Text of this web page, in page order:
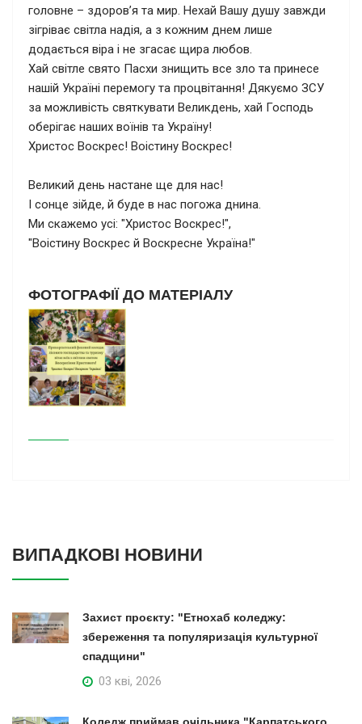
головне – здоров’я та мир. Нехай Вашу душу завжди
зігріває світла надія, а з кожним днем лише
додається віра і не згасає щира любов.
Хай світле свято Пасхи знищить все зло та принесе
нашій Україні перемогу та процвітання! Дякуємо ЗСУ
за можливість святкувати Великдень, хай Господь
оберігає наших воїнів та Україну!
Христос Воскрес! Воістину Воскрес!
Великий день настане ще для нас!
І сонце зійде, й буде в нас погожа днина.
Ми скажемо усі: "Христос Воскрес!",
"Воістину Воскрес й Воскресне Україна!"
ФОТОГРАФІЇ ДО МАТЕРІАЛУ
ВИПАДКОВІ НОВИНИ
Захист проєкту: "Етнохаб коледжу:
збереження та популяризація культурної
спадщини"
03 кві, 2026
Коледж приймав очільника "Карпатського